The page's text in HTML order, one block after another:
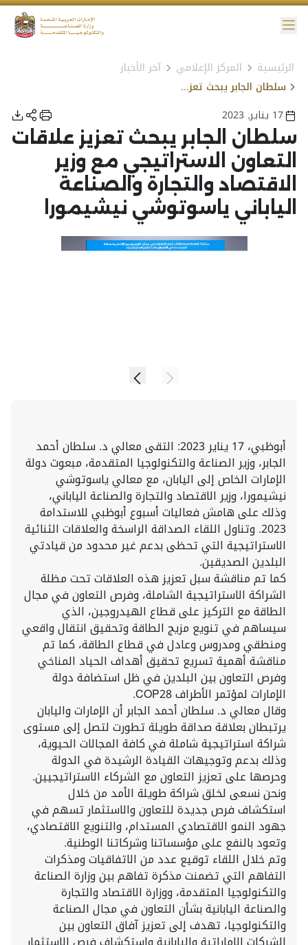
الوصول
الرئيسية المركز الإعلامي
آخر الأخبار
سلطان الجابر يبحث تعزيز علاقات التعاون الاستراتيجي مع وزير الاقتصاد والتجارة والصناعة الياباني ياسوتوشي نيشيمورا
17 يناير, 2023
سلطان الجابر يبحث تعزيز علاقات
التعاون الاستراتيجي مع وزير
الاقتصاد والتجارة والصناعة
الياباني ياسوتوشي نيشيمورا
أبوظبي، 17 يناير 2023: التقى معالي د. سلطان أحمد
الجابر، وزير الصناعة والتكنولوجيا المتقدمة، مبعوث دولة
الإمارات الخاص إلى اليابان، مع معالي ياسوتوشي
نيشيمورا، وزير الاقتصاد والتجارة والصناعة الياباني،
وذلك على هامش فعاليات أسبوع أبوظبي للاستدامة
2023. وتناول اللقاء الصداقة الراسخة والعلاقات الثنائية
الاستراتيجية التي تحظى بدعم غير محدود من قيادتي
البلدين الصديقين.
كما تم مناقشة سبل تعزيز هذه العلاقات تحت مظلة
الشراكة الاستراتيجية الشاملة، وفرص التعاون في مجال
الطاقة مع التركيز على قطاع الهيدروجين، الذي
سيساهم في تنويع مزيج الطاقة وتحقيق انتقال واقعي
ومنطقي ومدروس وعادل في قطاع الطاقة، كما تم
مناقشة أهمية تسريع تحقيق أهداف الحياد المناخي
وفرص التعاون بين البلدين في ظل استضافة دولة
الإمارات لمؤتمر الأطراف COP28.
وقال معالي د. سلطان أحمد الجابر أن الإمارات واليابان
يرتبطان بعلاقة صداقة طويلة تطورت لتصل إلى مستوى
شراكة استراتيجية شاملة في كافة المجالات الحيوية،
وذلك بدعم وتوجيهات القيادة الرشيدة في الدولة
وحرصها على تعزيز التعاون مع الشركاء الاستراتيجيين.
ونحن نسعى لخلق شراكة طويلة الأمد من خلال
استكشاف فرص جديدة للتعاون والاستثمار تسهم في
جهود النمو الاقتصادي المستدام، والتنويع الاقتصادي،
وتعود بالنفع على مؤسساتنا وشركاتنا الوطنية.
وتم خلال اللقاء توقيع عدد من الاتفاقيات ومذكرات
التفاهم التي تضمنت مذكرة تفاهم بين وزارة الصناعة
والتكنولوجيا المتقدمة، ووزارة الاقتصاد والتجارة
والصناعة اليابانية بشأن التعاون في مجال الصناعة
والتكنولوجيا، تهدف إلى تعزيز آفاق التعاون بين